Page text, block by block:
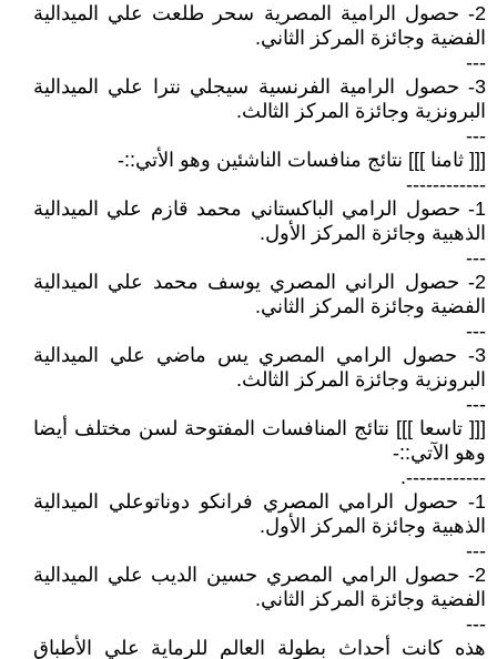
2- حصول الرامية المصرية سحر طلعت علي الميدالية
الفضية وجائزة المركز الثاني.
---
3- حصول الرامية الفرنسية سيجلي نترا علي الميدالية
البرونزية وجائزة المركز الثالث.
---
[[[ ثامنا ]]] نتائج منافسات الناشئين وهو الأتي::-
------------
1- حصول الرامي الباكستاني محمد قازم علي الميدالية
الذهبية وجائزة المركز الأول.
---
2- حصول الراني المصري يوسف محمد علي الميدالية
الفضية وجائزة المركز الثاني.
---
3- حصول الرامي المصري يس ماضي علي الميدالية
البرونزية وجائزة المركز الثالث.
---
[[[ تاسعا ]]] نتائج المنافسات المفتوحة لسن مختلف أيضا
وهو الآتي::-
------------.
1- حصول الرامي المصري فرانكو دوناتوعلي الميدالية
الذهبية وجائزة المركز الأول.
---
2- حصول الرامي المصري حسين الديب علي الميدالية
الفضية وجائزة المركز الثاني.
---
هذه كانت أحداث بطولة العالم للرماية علي الأطباق